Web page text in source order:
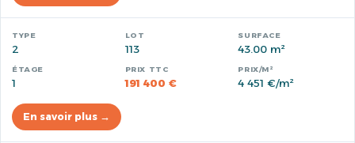
2 113 43.00 m²
1 191 400 € 4 451 €/m²
En savoir plus →